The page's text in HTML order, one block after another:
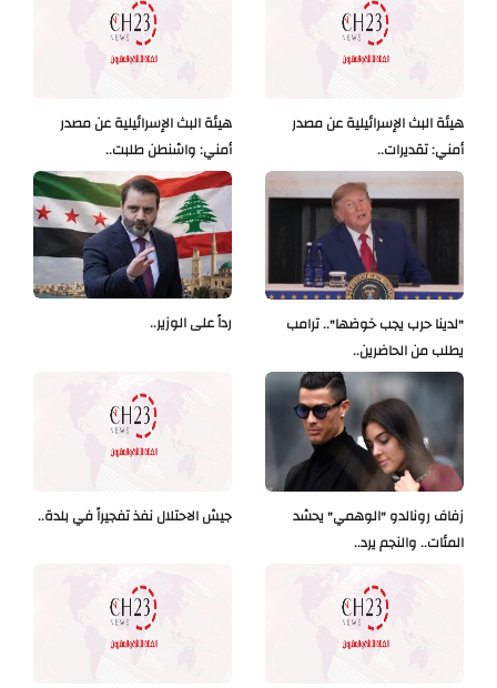
هيئة البث الإسرائيلية عن مصدر
أمني: واشنطن طلبت..
هيئة البث الإسرائيلية عن مصدر
أمني: تقديرات..
رداً على الوزير..
"لدينا حرب يجب خوضها".. ترامب
يطلب من الحاضرين..
جيش الاحتلال نفذ تفجيراً في بلدة..
زفاف رونالدو "الوهمي" يحشد
المئات.. والنجم يرد..